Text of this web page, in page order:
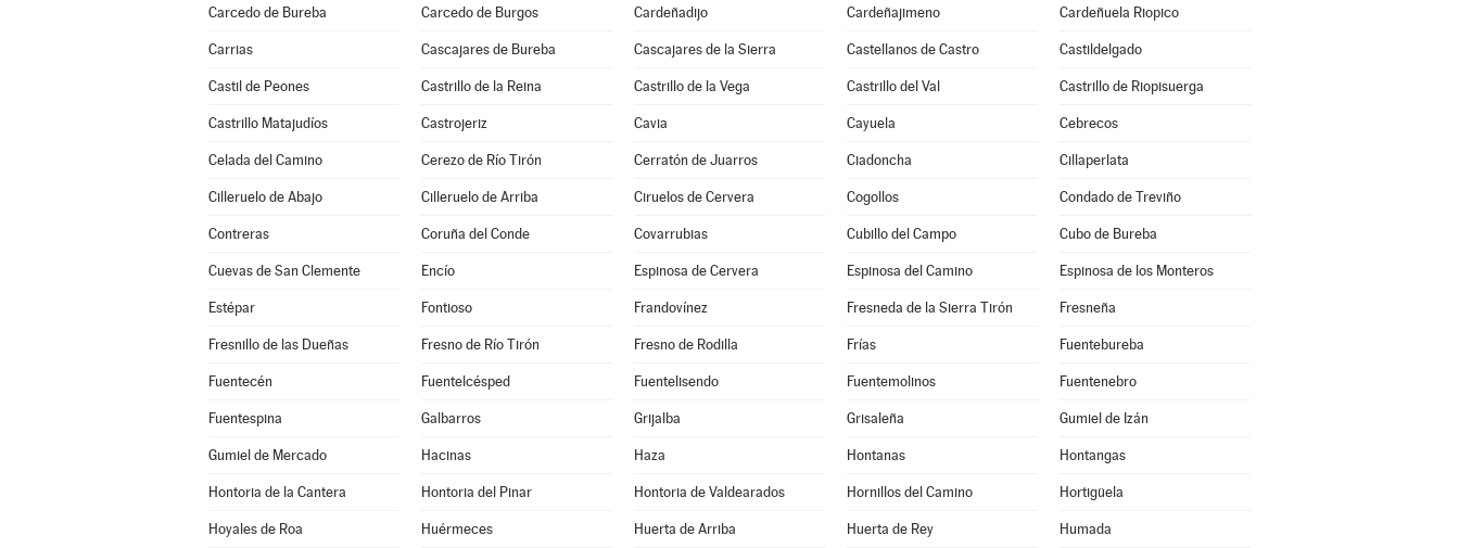
Carcedo de Bureba Carcedo de Burgos Cardeñadijo Cardeñajimeno Cardeñuela Riopico
Carrias Cascajares de Bureba Cascajares de la Sierra Castellanos de Castro Castildelgado
Castil de Peones Castrillo de la Reina Castrillo de la Vega Castrillo del Val Castrillo de Riopisuerga
Castrillo Matajudíos Castrojeriz Cavia Cayuela Cebrecos
Celada del Camino Cerezo de Río Tirón Cerratón de Juarros Ciadoncha Cillaperlata
Cilleruelo de Abajo Cilleruelo de Arriba Ciruelos de Cervera Cogollos Condado de Treviño
Contreras Coruña del Conde Covarrubias Cubillo del Campo Cubo de Bureba
Cuevas de San Clemente Encío Espinosa de Cervera Espinosa del Camino Espinosa de los Monteros
Estépar Fontioso Frandovínez Fresneda de la Sierra Tirón Fresneña
Fresnillo de las Dueñas Fresno de Río Tirón Fresno de Rodilla Frías Fuentebureba
Fuentecén Fuentelcésped Fuentelisendo Fuentemolinos Fuentenebro
Fuentespina Galbarros Grijalba Grisaleña Gumiel de Izán
Gumiel de Mercado Hacinas Haza Hontanas Hontangas
Hontoria de la Cantera Hontoria del Pinar Hontoria de Valdearados Hornillos del Camino Hortigüela
Hoyales de Roa Huérmeces Huerta de Arriba Huerta de Rey Humada